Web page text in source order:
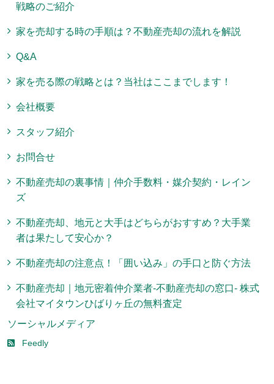
戦略のご紹介
家を売却する時の手順は？不動産売却の流れを解説
Q&A
家を売る際の戦略とは？当社はここまでします！
会社概要
スタッフ紹介
お問合せ
不動産売却の裏事情｜仲介手数料・媒介契約・レイン
ズ
不動産売却、地元と大手はどちらがおすすめ？大手業
者は果たして安心か？
不動産売却の注意点！「囲い込み」の手口と防ぐ方法
不動産売却｜地元密着仲介業者-不動産売却の窓口- 株式
会社マイタウンひばりヶ丘の無料査定
ソーシャルメディア
Feedly